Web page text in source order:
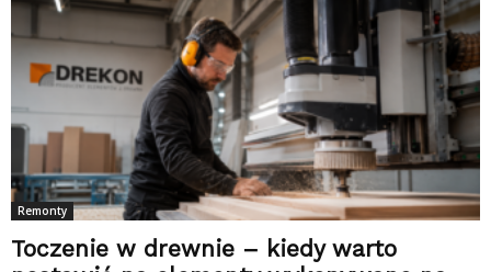
Remonty
Toczenie w drewnie – kiedy warto